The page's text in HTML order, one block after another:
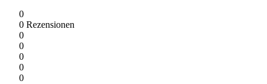
0
0 Rezensionen
0
0
0
0
0